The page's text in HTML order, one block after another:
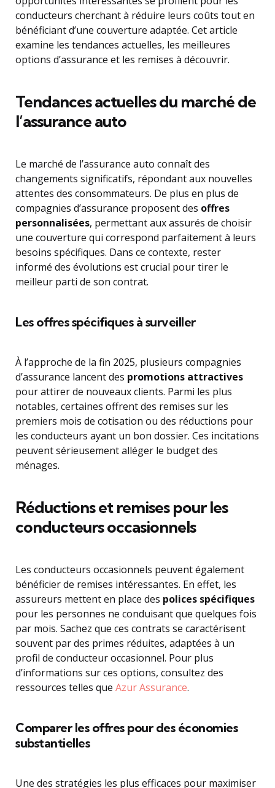
conducteurs cherchant à réduire leurs coûts tout en
bénéficiant d’une couverture adaptée. Cet article
examine les tendances actuelles, les meilleures
options d’assurance et les remises à découvrir.
Tendances actuelles du marché de
l’assurance auto
Le marché de l’assurance auto connaît des
changements significatifs, répondant aux nouvelles
attentes des consommateurs. De plus en plus de
compagnies d’assurance proposent des offres
personnalisées, permettant aux assurés de choisir
une couverture qui correspond parfaitement à leurs
besoins spécifiques. Dans ce contexte, rester
informé des évolutions est crucial pour tirer le
meilleur parti de son contrat.
Les offres spécifiques à surveiller
À l’approche de la fin 2025, plusieurs compagnies
d’assurance lancent des promotions attractives
pour attirer de nouveaux clients. Parmi les plus
notables, certaines offrent des remises sur les
premiers mois de cotisation ou des réductions pour
les conducteurs ayant un bon dossier. Ces incitations
peuvent sérieusement alléger le budget des
ménages.
Réductions et remises pour les
conducteurs occasionnels
Les conducteurs occasionnels peuvent également
bénéficier de remises intéressantes. En effet, les
assureurs mettent en place des polices spécifiques
pour les personnes ne conduisant que quelques fois
par mois. Sachez que ces contrats se caractérisent
souvent par des primes réduites, adaptées à un
profil de conducteur occasionnel. Pour plus
d’informations sur ces options, consultez des
ressources telles que Azur Assurance.
Comparer les offres pour des économies
substantielles
Une des stratégies les plus efficaces pour maximiser